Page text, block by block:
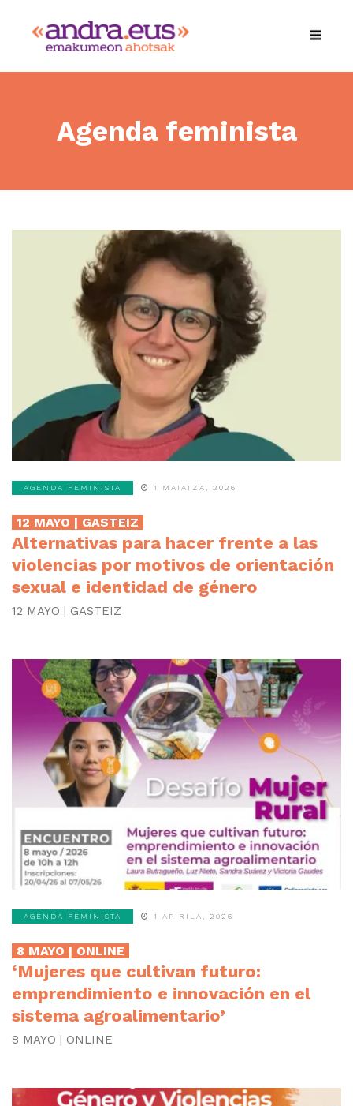
Agenda feminista
AGENDA FEMINISTA 1 MAIATZA, 2026
12 MAYO | GASTEIZ
Alternativas para hacer frente a las
violencias por motivos de orientación
sexual e identidad de género
12 MAYO | GASTEIZ
AGENDA FEMINISTA 1 APIRILA, 2026
8 MAYO | ONLINE
‘Mujeres que cultivan futuro:
emprendimiento e innovación en el
sistema agroalimentario’
8 MAYO | ONLINE